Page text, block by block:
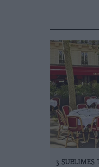
3 SUBLIMES